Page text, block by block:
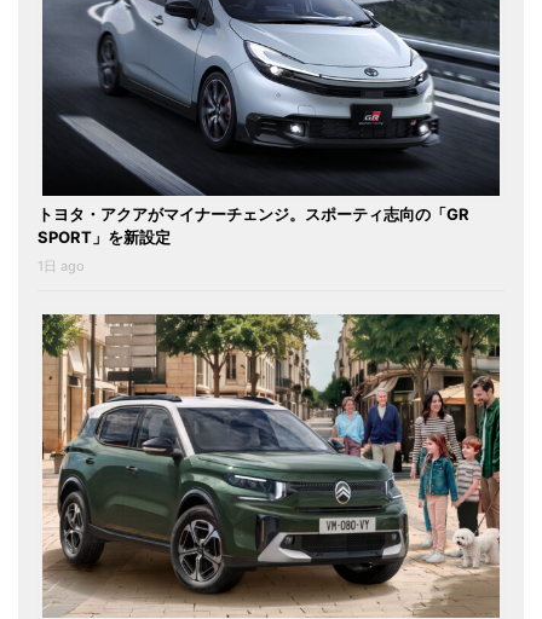
トヨタ・アクアがマイナーチェンジ。スポーティ志向の「GR
SPORT」を新設定
1日 ago